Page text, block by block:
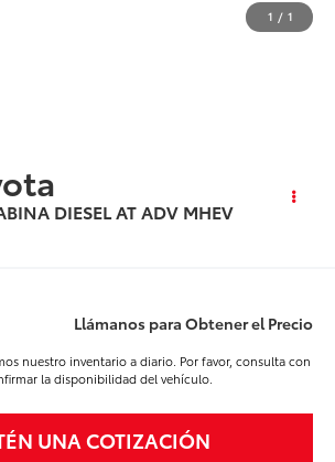
1 / 1
DIESEL AT ADV MHEV
Llámanos para Obtener el Precio
nuestro inventario a diario. Por favor, consulta con
la disponibilidad del vehículo.
UNA COTIZACIÓN